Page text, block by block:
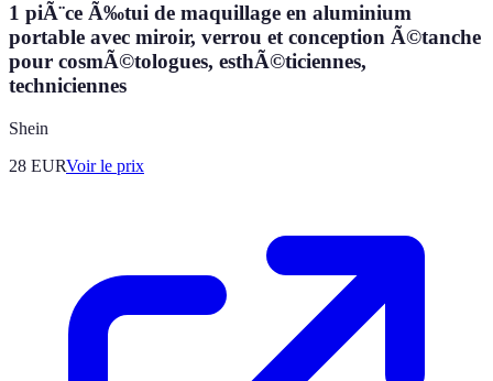
1 piÃ¨ce Ã‰tui de maquillage en aluminium
portable avec miroir, verrou et conception Ã©tanche
pour cosmÃ©tologues, esthÃ©ticiennes,
techniciennes
Shein
28 EURVoir le prix